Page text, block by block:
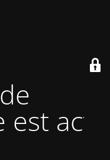
actif